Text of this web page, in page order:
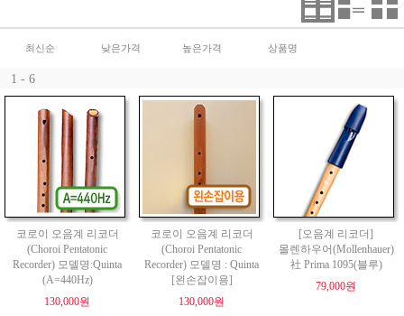
최신순 낮은가격 높은가격 상품명
1 - 6
코로이 오음계 리코더
(Choroi Pentatonic
Recorder) 모델명:Quinta
(A=440Hz)
130,000원
코로이 오음계 리코더
(Choroi Pentatonic
Recorder) 모델명 : Quinta
[왼손잡이용]
130,000원
[오음계 리코더]
몰렌하우어(Mollenhauer)
社 Prima 1095(블루)
79,000원